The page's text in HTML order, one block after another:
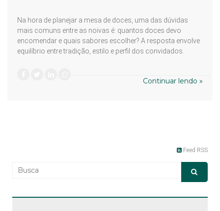
Na hora de planejar a mesa de doces, uma das dúvidas
mais comuns entre as noivas é: quantos doces devo
encomendar e quais sabores escolher? A resposta envolve
equilíbrio entre tradição, estilo e perfil dos convidados.
Continuar lendo »
Feed RSS